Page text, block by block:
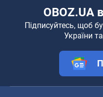
OBOZ.UA
Підписуйтесь, щоб
України